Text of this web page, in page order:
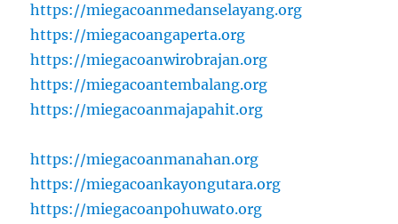
https://miegacoanmedanselayang.org
https://miegacoangaperta.org
https://miegacoanwirobrajan.org
https://miegacoantembalang.org
https://miegacoanmajapahit.org
https://miegacoanmanahan.org
https://miegacoankayongutara.org
https://miegacoanpohuwato.org